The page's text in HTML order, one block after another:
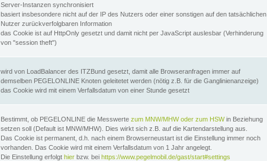
Server-Instanzen synchronisiert
basiert insbesondere nicht auf der IP des Nutzers oder einer sonstigen auf den tatsächlichen
Nutzer zurückverfolgbaren Information
das Cookie ist auf HttpOnly gesetzt und damit nicht per JavaScript auslesbar (Verhinderung
von "session theft")
wird von LoadBalancer des ITZBund gesetzt, damit alle Browseranfragen immer auf
demselben PEGELONLINE Knoten geleitetet werden (nötig z.B. für die Ganglinienanzeige)
das Cookie wird mit einem Verfallsdatum von einer Stunde gesetzt
Bestimmt, ob PEGELONLINE die Messwerte zum MNW/MHW oder zum HSWin Beziehung
setzen soll (Default ist MNW/MHW). Dies wirkt sich z.B. auf die Kartendarstellung aus.
Das Cookie ist permanent, d.h. nach einem Browserneustart ist die Einstellung immer noch
vorhanden. Das Cookie wird mit einem Verfallsdatum von 1 Jahr angelegt.
Die Einstellung erfolgt hier bzw. bei https://www.pegelmobil.de/gast/start#settings